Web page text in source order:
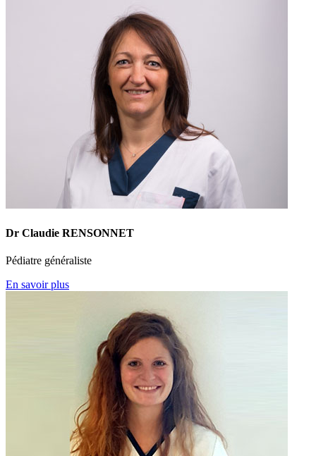
Dr Claudie RENSONNET
Pédiatre généraliste
En savoir plus